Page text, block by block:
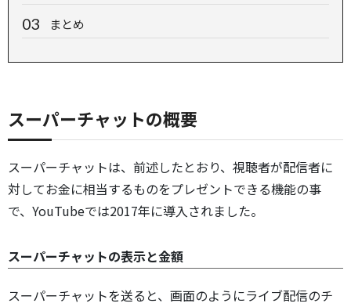
まとめ
スーパーチャットの概要
スーパーチャットは、前述したとおり、視聴者が配信者に
対してお金に相当するものをプレゼントできる機能の事
で、YouTubeでは2017年に導入されました。
スーパーチャットの表示と金額
スーパーチャットを送ると、画面のようにライブ配信のチ